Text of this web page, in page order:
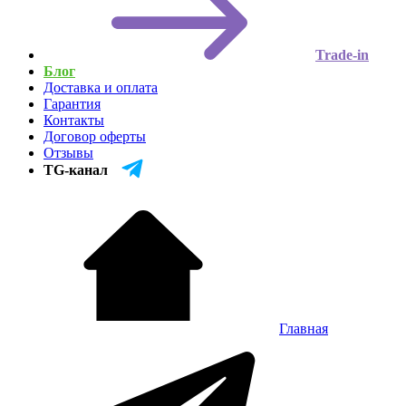
Trade-in
Блог
Доставка и оплата
Гарантия
Контакты
Договор оферты
Отзывы
TG-канал
Главная